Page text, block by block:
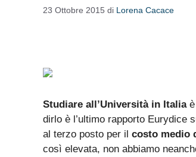
23 Ottobre 2015 di Lorena Cacace
Studiare all’Università in Italiaè
dirlo è l’ultimo rapporto Eurydice
al terzo posto per il costo medio
così elevata, non abbiamo